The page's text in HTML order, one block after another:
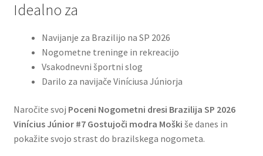
Idealno za
Navijanje za Brazilijo na SP 2026
Nogometne treninge in rekreacijo
Vsakodnevni športni slog
Darilo za navijače Viníciusa Júniorja
Naročite svoj Poceni Nogometni dresi Brazilija SP 2026
Vinícius Júnior #7 Gostujoči modra Moški še danes in
pokažite svojo strast do brazilskega nogometa.